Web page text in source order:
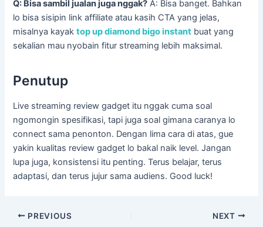
Q: Bisa sambil jualan juga nggak? A: Bisa banget. Bahkan
lo bisa sisipin link affiliate atau kasih CTA yang jelas,
misalnya kayaktop up diamond bigo instant buat yang
sekalian mau nyobain fitur streaming lebih maksimal.
Penutup
Live streaming review gadget itu nggak cuma soal
ngomongin spesifikasi, tapi juga soal gimana caranya lo
connect sama penonton. Dengan lima cara di atas, gue
yakin kualitas review gadget lo bakal naik level. Jangan
lupa juga, konsistensi itu penting. Terus belajar, terus
adaptasi, dan terus jujur sama audiens. Good luck!
PREVIOUS NEXT